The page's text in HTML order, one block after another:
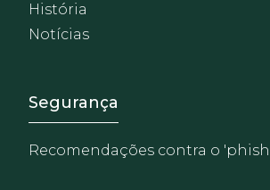
História
Notícias
Footer - Extranet
Segurança
Recomendações contra o